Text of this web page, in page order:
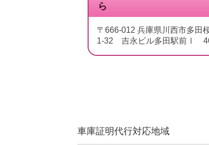
ら
〒666-012 兵庫県川西市多田
1-32 吉永ビル多田駅前Ⅰ
車庫証明代行対応地域